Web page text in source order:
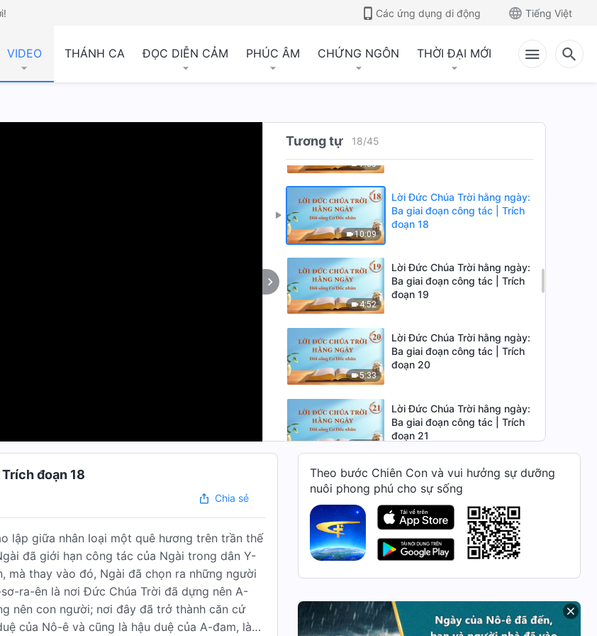
Các ứng dụng di động Tiếng Việt
VIDEO THÁNH CA ĐỌC DIỄN CẢM PHÚC ÂM CHỨNG NGÔN THỜI ĐẠI MỚI
Tương tự 18/45
7:40
đoạn 15
Lời Đức Chúa Trời hằng ngày:
Ba giai đoạn công tác | Trích
7:05
Lời Đức Chúa Trời hằng ngày:
10:09
Lời Đức Chúa Trời hằng ngày:
Ba giai đoạn công tác | Trích
đoạn 18
4:52
Lời Đức Chúa Trời hằng ngày:
Ba giai đoạn công tác | Trích
đoạn 19
5:33
Lời Đức Chúa Trời hằng ngày:
Ba giai đoạn công tác | Trích
đoạn 20
Lời Đức Chúa Trời hằng ngày:
Ba giai đoạn công tác | Trích
đoạn 21
5:59
Lời Đức Chúa Trời hằng ngày:
Ba giai đoạn công tác | Trích
đoạn 22
Lời Đức Chúa Trời hằng ngày:
Ba giai đoạn công tác | Trích
đoạn 23
Lời Đức Chúa Trời hằng ngày:
Ba giai đoạn công tác | Trích
đoạn 18
Chia sẻ
lập giữa nhân loại một quê hương trên trần thế
đã giới hạn công tác của Ngài trong dân Y-
mà thay vào đó, Ngài đã chọn ra những người
ra-ên là nơi Đức Chúa Trời đã dựng nên A-
nên con người; nơi đây đã trở thành căn cứ
của Nô-ê và cũng là hậu duệ của A-đam, là
Theo bước Chiên Con và vui hưởng sự dưỡng
nuôi phong phú cho sự sống